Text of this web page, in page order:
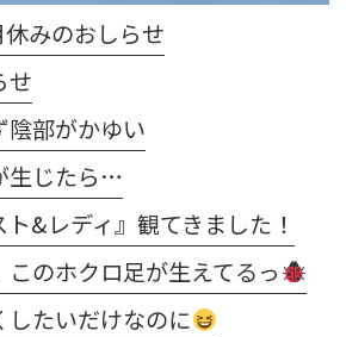
みのおしらせ
せ
陰部がかゆい
生じたら…
&レディ』観てきました！
のホクロ足が生えてるっ
したいだけなのに